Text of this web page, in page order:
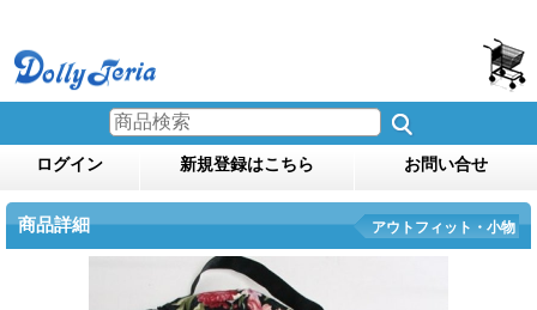
ログイン 新規登録はこちら お問い合せ
商品詳細 アウトフィット・小物